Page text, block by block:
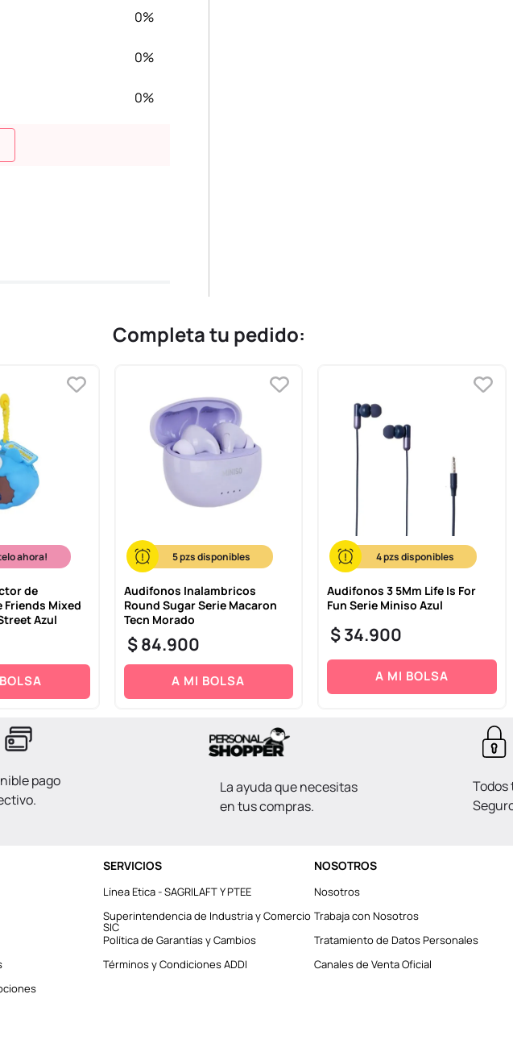
0%
0%
0%
Completa tu pedido:
ahora!
de
Mixed
Azul
5
Audifonos Inalambricos
Round Sugar Serie Macaron
Tecn Morado
$84.900
A MI BOLSA
4
Audifonos 3 5Mm Life Is For
Fun Serie Miniso Azul
$34.900
A MI BOLSA
pago
La ayuda que necesitas
en tus compras.
Todos
SERVICIOS
Línea Etica - SAGRILAFT Y PTEE
Superintendencia de Industria y Comercio
SIC
Política de Garantías y Cambios
Términos y Condiciones ADDI
NOSOTROS
Nosotros
Trabaja con Nosotros
Tratamiento de Datos Personales
Canales de Venta Oficial